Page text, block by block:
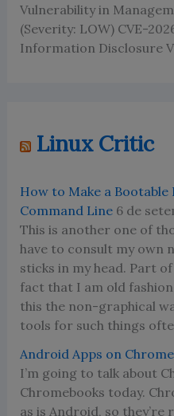
Vulnerability in
(Severity: LOW) CVE-
Information Disclosure
Linux Critic
How to Make a Bootable
Command Line 6 de
This is another one of
have to consult my own
sticks in my head. Part
fact that I am old
this the non-graphical
tools for such things
Android Apps on Chrome
I’m going to talk about
Chromebooks today.
as is Android, so